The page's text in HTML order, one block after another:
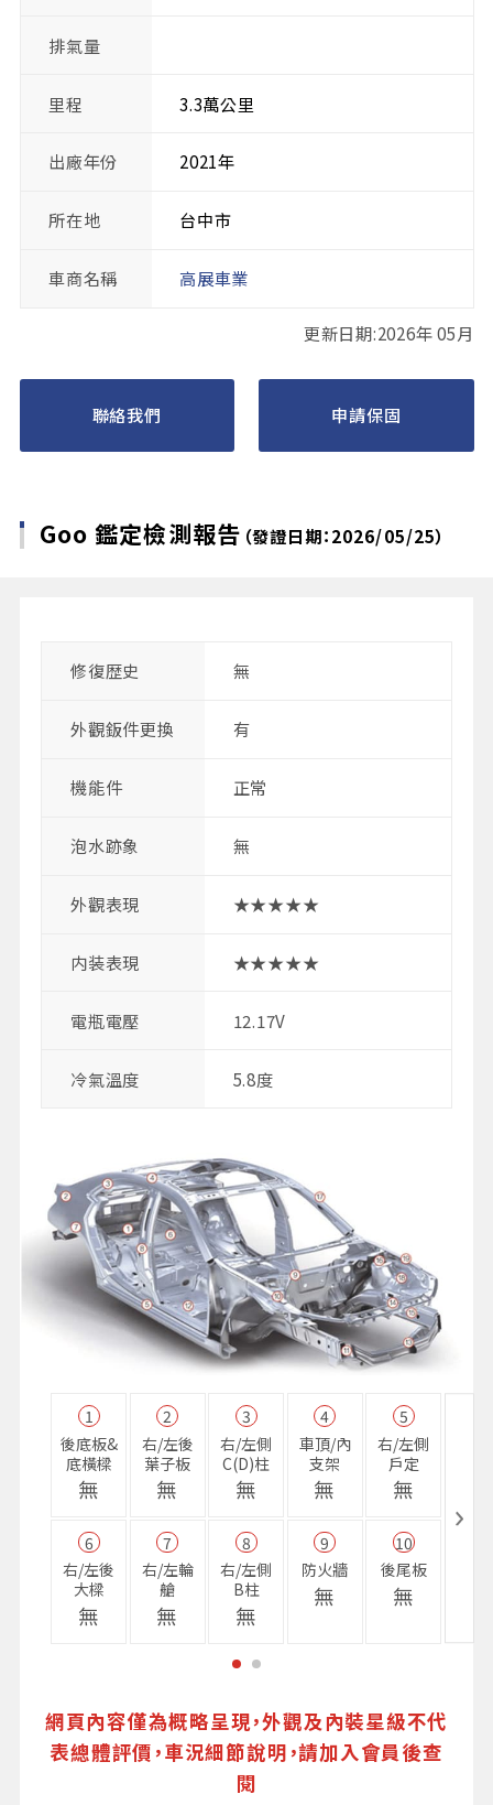
排氣量
里程 3.3萬公里
出廠年份 2021年
所在地 台中市
車商名稱 高展車業
更新日期:2026年 05月
聯絡我們 申請保固
Goo 鑑定檢測報告 （發證日期：2026/05/25）
修復歴史 無
外觀鈑件更換 有
機能件 正常
泡水跡象 無
外觀表現 ★★★★★
内装表現 ★★★★★
電瓶電壓 12.17V
冷氣溫度 5.8度
1
後底板&
底橫樑
無
2
右/左後
葉子板
無
3
右/左側
C(D)柱
無
4
車頂/內
支架
無
5
右/左側
戶定
無
6
右/左後
大樑
無
7
右/左輪
艙
無
8
右/左側
B柱
無
9
防火牆
無
10
後尾板
無
網頁內容僅為概略呈現，外觀及內裝星級不代
表總體評價，車況細節說明，請加入會員後查
閱